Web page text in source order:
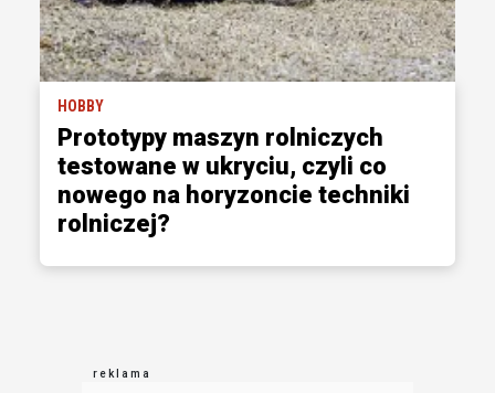
HOBBY
Prototypy maszyn rolniczych
testowane w ukryciu, czyli co
nowego na horyzoncie techniki
rolniczej?